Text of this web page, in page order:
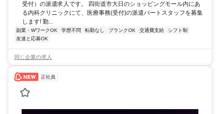
受付）の派遣求人です。 四街道市大日のショッピングモール内にあ
る内科クリニックにて、医療事務(受付)の派遣パートスタッフを募集
します! 勤...
副業・WワークOK 学歴不問 転勤なし ブランクOK 交通費支給
シフト制
友達と応募OK
同じ企業の求人
正社員